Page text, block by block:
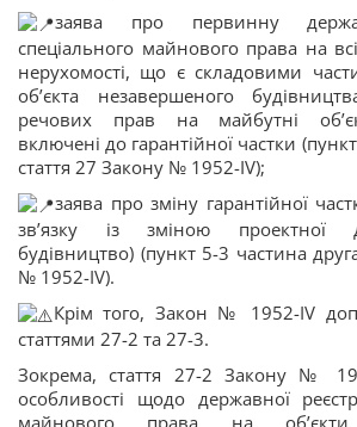
заява про первинну
спеціального майнового права на
нерухомості, що є складовими
об’єкта незавершеного
речових прав на майбутні
включені до гарантійної частки
стаття 27 Закону № 1952-IV);
заява про зміну гарантійної
зв’язку із зміною проектної
будівництво) (пункт 5-3 частина
№ 1952-IV).
Крім того, Закон № 1952-IV
статтями 27-2 та 27-3.
Зокрема, стаття 27-2 Закону №
особливості щодо державної